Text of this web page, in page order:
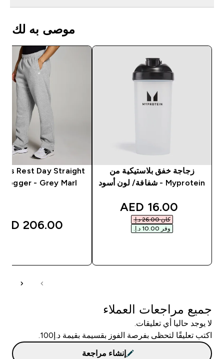
موصى به لك
زجاجة خفق بلاستيكية من
Myprotein - شفافة/ لون أسود
discounted price
16.00 AED‎
كان ‏26.00 د.إ.‏‎
وفر ‏10.00 د.إ.‏‎
Rest Day Straight
Jogger - Grey Marl
206.00 AED‎
جميع مراجعات العملاء
لا يوجد حاليا أي تعليقات.
اكتب تعليقًا لتحظى بفرصة الفوز بقسيمة بقيمة د.إ100.
إنشاء مراجعة